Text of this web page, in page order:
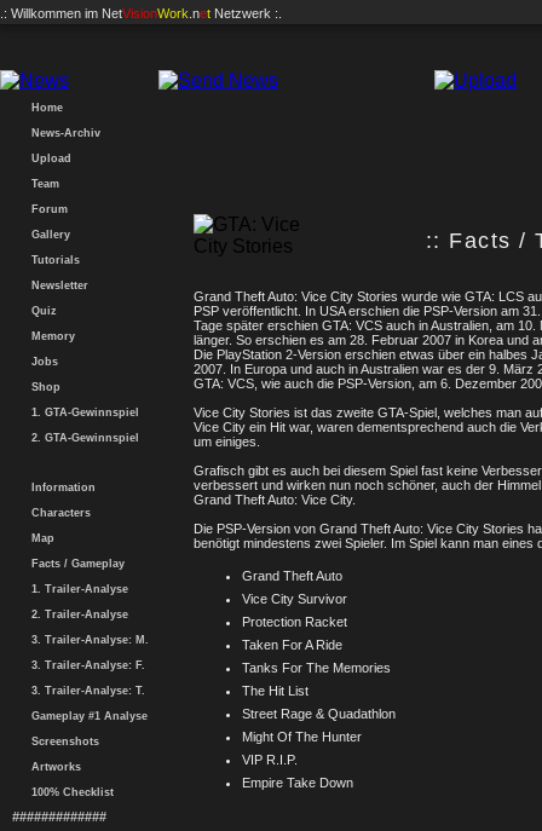
.: Willkommen im NetVisionWork .net Netzwerk :.
Home
News-Archiv
Upload
Team
Forum
Gallery
Tutorials
Newsletter
Quiz
Memory
Jobs
Shop
1. GTA-Gewinnspiel
2. GTA-Gewinnspiel
Information
Characters
Map
Facts / Gameplay
1. Trailer-Analyse
2. Trailer-Analyse
3. Trailer-Analyse: M.
3. Trailer-Analyse: F.
3. Trailer-Analyse: T.
Gameplay #1 Analyse
Screenshots
Artworks
100% Checklist
#############
:: Facts /
Grand Theft Auto: Vice City Stories wurde wie GTA: LCS
PSP veröffentlicht. In USA erschien die PSP-Version am
Tage später erschien GTA: VCS auch in Australien, am
länger. So erschien es am 28. Februar 2007 in Korea und
Die PlayStation 2-Version erschien etwas über ein halbes
2007. In Europa und auch in Australien war es der 9.
GTA: VCS, wie auch die PSP-Version, am 6. Dezember
Vice City Stories ist das zweite GTA-Spiel, welches man
Vice City ein Hit war, waren dementsprechend auch die
um einiges.
Grafisch gibt es auch bei diesem Spiel fast keine
verbessert und wirken nun noch schöner, auch der
Grand Theft Auto: Vice City.
Die PSP-Version von Grand Theft Auto: Vice City Stories
benötigt mindestens zwei Spieler. Im Spiel kann man eines
Grand Theft Auto
Vice City Survivor
Protection Racket
Taken For A Ride
Tanks For The Memories
The Hit List
Street Rage & Quadathlon
Might Of The Hunter
VIP R.I.P.
Empire Take Down